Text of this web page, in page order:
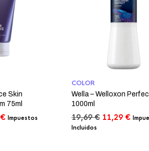
Skin
75ml
€ElImpuestos
COLOR
Wella – Welloxon
1000ml
19,69€ El
11,29 €El
Incluidos